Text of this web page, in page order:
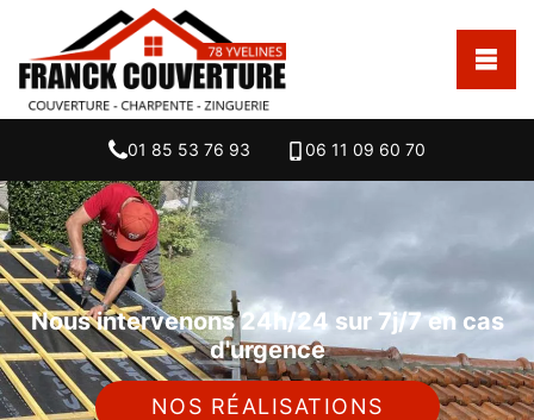
01 85 53 76 93 06 11 09 60 70
Nous intervenons 24h/24 sur 7j/7 en cas
d'urgence
NOS RÉALISATIONS